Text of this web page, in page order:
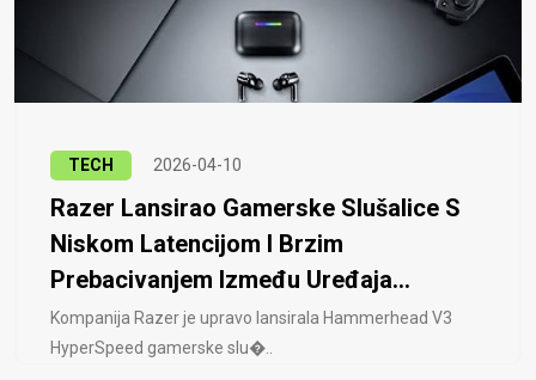
TECH 2026-04-10
Razer Lansirao Gamerske Slušalice S
Niskom Latencijom I Brzim
Prebacivanjem Između Uređaja...
Kompanija Razer je upravo lansirala Hammerhead V3
HyperSpeed ​​gamerske slu�..